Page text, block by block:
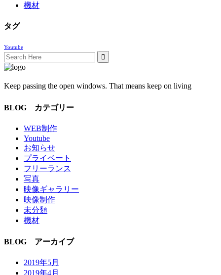
機材
タグ
Youtube
Search
for:
Keep passing the open windows. That means keep on living
BLOG カテゴリー
WEB制作
Youtube
お知らせ
プライベート
フリーランス
写真
映像ギャラリー
映像制作
未分類
機材
BLOG アーカイブ
2019年5月
2019年4月